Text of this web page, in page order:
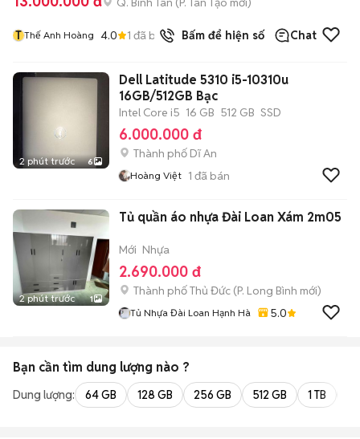
T Thế Anh Hoàng 4.0 1 đã bán Bấm để hiện số Chat
2 phút trước 6
Dell Latitude 5310 i5-10310u
16GB/512GB Bạc
Intel Core i5 16 GB 512 GB SSD
6.000.000 đ
Thành phố Dĩ An
Hoàng Việt 1 đã bán
2 phút trước 1
Tủ quần áo nhựa Đài Loan Xám 2m05
Mới Nhựa
2.690.000 đ
Thành phố Thủ Đức (P. Long Bình mới)
Tủ Nhựa Đài Loan Hạnh Hà 5.0
Bạn cần tìm dung lượng nào ?
Dung lượng: 64 GB 128 GB 256 GB 512 GB 1 TB